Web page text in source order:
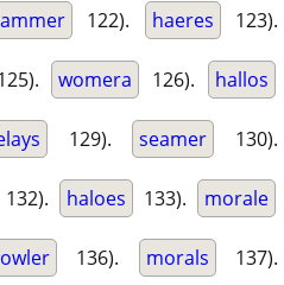
122). haeres 123).
womera 126). hallos
129). seamer 130).
132). haloes 133). morale
136). morals 137).